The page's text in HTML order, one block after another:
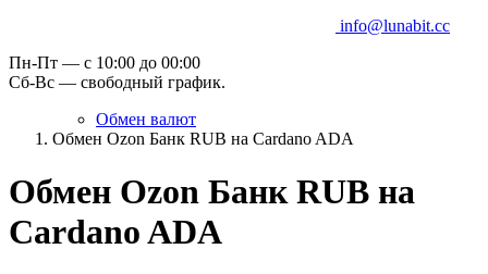
info@lunabit.cc
Пн-Пт — c 10:00 до 00:00
Сб-Вс — свободный график.
Обмен валют
Обмен Ozon Банк RUB на Cardano ADA
Обмен Ozon Банк RUB на
Cardano ADA